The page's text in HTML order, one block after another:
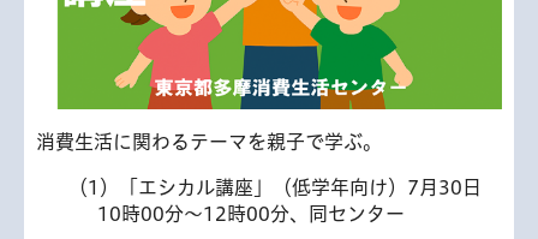
消費生活に関わるテーマを親子で学ぶ。
（1）「エシカル講座」（低学年向け）7月30日
10時00分～12時00分、同センター